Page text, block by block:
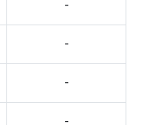
-
-
-
-